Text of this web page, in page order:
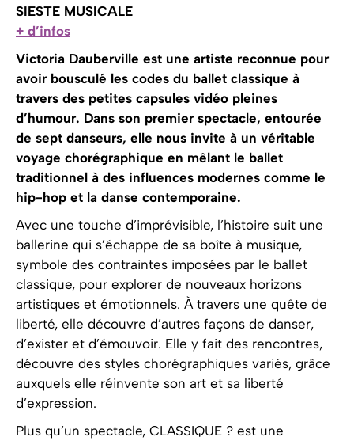
SIESTE MUSICALE
+ d’infos
Victoria Dauberville est une artiste reconnue pour
avoir bousculé les codes du ballet classique à
travers des petites capsules vidéo pleines
d’humour. Dans son premier spectacle, entourée
de sept danseurs, elle nous invite à un véritable
voyage chorégraphique en mêlant le ballet
traditionnel à des influences modernes comme le
hip-hop et la danse contemporaine.
Avec une touche d’imprévisible, l’histoire suit une
ballerine qui s’échappe de sa boîte à musique,
symbole des contraintes imposées par le ballet
classique, pour explorer de nouveaux horizons
artistiques et émotionnels. À travers une quête de
liberté, elle découvre d’autres façons de danser,
d’exister et d’émouvoir. Elle y fait des rencontres,
découvre des styles chorégraphiques variés, grâce
auxquels elle réinvente son art et sa liberté
d’expression.
Plus qu’un spectacle, CLASSIQUE ? est une